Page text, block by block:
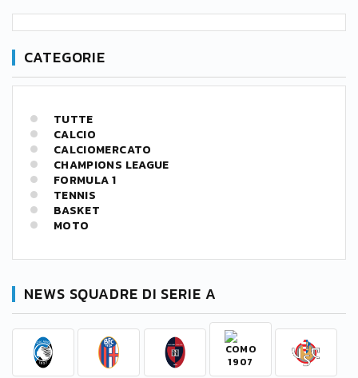
CATEGORIE
TUTTE
CALCIO
CALCIOMERCATO
CHAMPIONS LEAGUE
FORMULA 1
TENNIS
BASKET
MOTO
NEWS SQUADRE DI SERIE A